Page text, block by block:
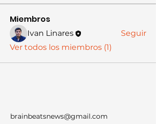
Miembros
Ivan Linares
Seguir
Ver todos los miembros (1)
brainbeatsnews@gmail.com